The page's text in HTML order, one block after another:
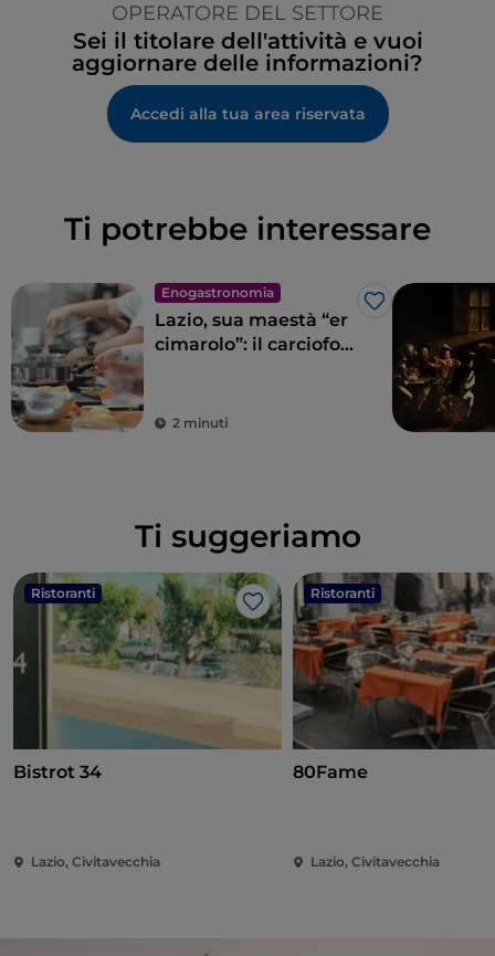
OPERATORE DEL SETTORE
Sei il titolare dell'attività e vuoi
aggiornare delle informazioni?
Accedi alla tua area riservata
Ti potrebbe interessare
Enogastronomia
Like
Lazio, sua maestà “er
cimarolo”: il carciofo
2 minuti
Ti suggeriamo
Ristoranti
Like
Bistrot 34
Lazio, Civitavecchia
Ristoranti
80Fame
Lazio, Civitavecchia